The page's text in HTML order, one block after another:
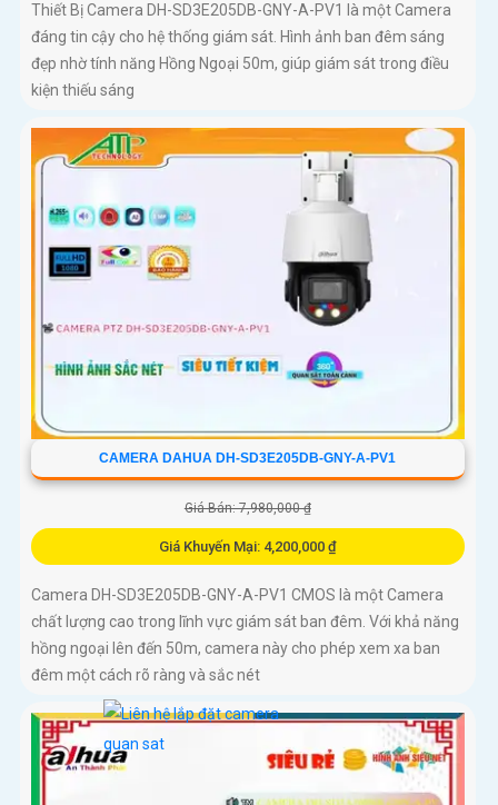
Thiết Bị Camera DH-SD3E205DB-GNY-A-PV1 là một Camera
đáng tin cậy cho hệ thống giám sát. Hình ảnh ban đêm sáng
đẹp nhờ tính năng Hồng Ngoại 50m, giúp giám sát trong điều
kiện thiếu sáng
CAMERA DAHUA DH-SD3E205DB-GNY-A-PV1
Giá Bán: 7,980,000 ₫
Giá Khuyến Mại: 4,200,000 ₫
Camera DH-SD3E205DB-GNY-A-PV1 CMOS là một Camera
chất lượng cao trong lĩnh vực giám sát ban đêm. Với khả năng
hồng ngoại lên đến 50m, camera này cho phép xem xa ban
đêm một cách rõ ràng và sắc nét